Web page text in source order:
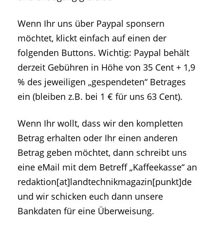
Wenn Ihr uns über Paypal sponsern
möchtet, klickt einfach auf einen der
folgenden Buttons. Wichtig: Paypal behält
derzeit Gebühren in Höhe von 35 Cent + 1,9
% des jeweiligen „gespendeten“ Betrages
ein (bleiben z.B. bei 1 € für uns 63 Cent).
Wenn Ihr wollt, dass wir den kompletten
Betrag erhalten oder Ihr einen anderen
Betrag geben möchtet, dann schreibt uns
eine eMail mit dem Betreff „Kaffeekasse“ an
redaktion[at]landtechnikmagazin[punkt]de
und wir schicken euch dann unsere
Bankdaten für eine Überweisung.